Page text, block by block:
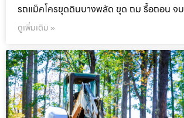
รถแม็คโครขุดดินบางพลัด ขุด ถม รื้อถอน จบ
ดูเพิ่มเติม »